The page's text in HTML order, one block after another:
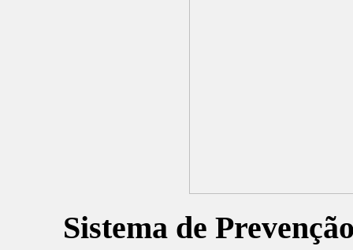
Sistema de